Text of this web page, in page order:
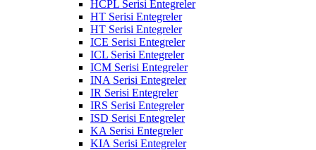
HCPL Serisi Entegreler
HT Serisi Entegreler
HT Serisi Entegreler
ICE Serisi Entegreler
ICL Serisi Entegreler
ICM Serisi Entegreler
INA Serisi Entegreler
IR Serisi Entegreler
IRS Serisi Entegreler
ISD Serisi Entegreler
KA Serisi Entegreler
KIA Serisi Entegreler